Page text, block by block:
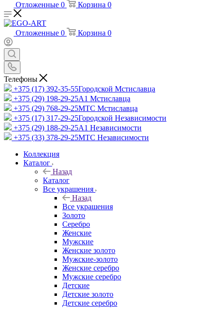
Отложенные 0 Корзина 0
Отложенные 0 Корзина 0
Телефоны
+375 (17) 392-35-55Городской Мстиславца
+375 (29) 198-29-25A1 Мстиславца
+375 (29) 768-29-25МТС Мстиславца
+375 (17) 317-29-25Городской Независимости
+375 (29) 188-29-25A1 Независимости
+375 (33) 378-29-25МТС Независимости
Коллекция
Каталог
Назад
Каталог
Все украшения
Назад
Все украшения
Золото
Серебро
Женские
Мужские
Женские золото
Мужские-золото
Женские серебро
Мужские серебро
Детские
Детские золото
Детские серебро